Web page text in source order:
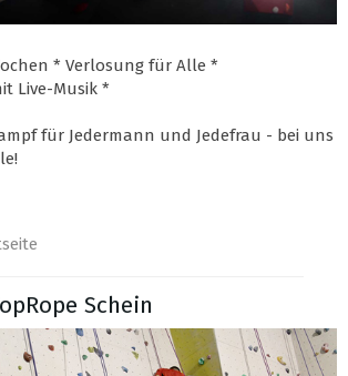
* Verlosung für Alle *
Live-Musik *
für Jedermann und Jedefrau - bei uns
Schein